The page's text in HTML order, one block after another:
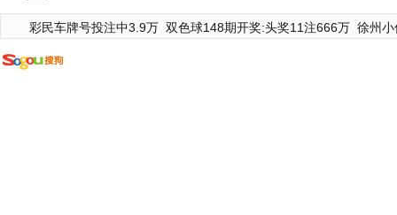
彩民车牌号投注中3.9万 双色球148期开奖:头奖11注666万 徐州